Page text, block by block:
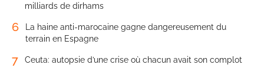
milliards de dirhams
6
La haine anti-marocaine gagne dangereusement du
terrain en Espagne
7 Ceuta: autopsie d’une crise où chacun avait son complot